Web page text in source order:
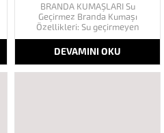
BRANDA KUMAŞLARI Su
Geçirmez Branda Kumaşı
Özellikleri: Su geçirmeyen
branda kumaşı -25 °C soğuğa,
+70 °C sıcağa dayanıklıdır.
Branda Çadır kumaşı 4 mevsim
kullanılabilir. Bir kumaş türü olan
DEVAMINI OKU